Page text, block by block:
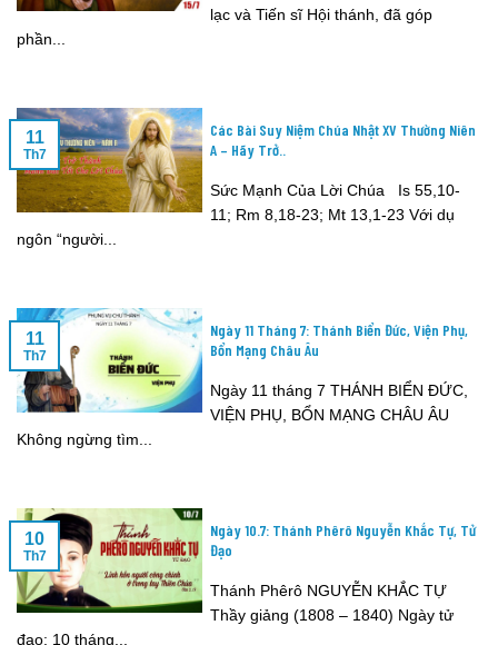
lạc và Tiến sĩ Hội thánh, đã góp
phần...
Các Bài Suy Niệm Chúa Nhật XV Thường Niên
A – Hãy Trở..
Sức Mạnh Của Lời Chúa Is 55,10-
11; Rm 8,18-23; Mt 13,1-23 Với dụ
ngôn “người...
11
Th7
Ngày 11 Tháng 7: Thánh Biển Đức, Viện Phụ,
Bổn Mạng Châu Âu
Ngày 11 tháng 7 THÁNH BIỂN ĐỨC,
VIỆN PHỤ, BỔN MẠNG CHÂU ÂU
Không ngừng tìm...
11
Th7
Ngày 10.7: Thánh Phêrô Nguyễn Khắc Tự, Tử
Đạo
Thánh Phêrô NGUYỄN KHẮC TỰ
Thầy giảng (1808 – 1840) Ngày tử
đạo: 10 tháng...
10
Th7